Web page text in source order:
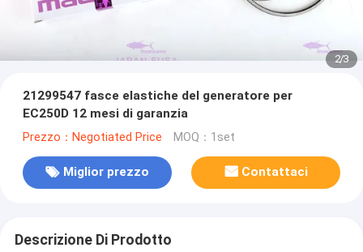
2/3
21299547 fasce elastiche del generatore per
EC250D 12 mesi di garanzia
Prezzo：Negotiated Price MOQ：1set
Miglior prezzo Contattaci
Descrizione Di Prodotto